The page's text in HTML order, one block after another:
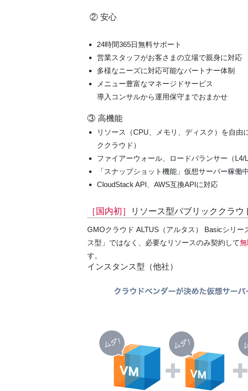
② 安心
24時間365日無料サポート
営業スタッフがお客さまの立場で親身に対応
多様なニーズに対応可能なパートナー体制
メニュー豊富なマネージドサービス
導入コンサルから運用保守までおまかせ
③ 高機能
リソース（CPU、メモリ、ディスク）を自
ククラウド）
ファイアーウォール、ロードバランサー（L4/
「スナップショット機能」仮想サーバー稼
CloudStack API、AWS互換APIに対応
［国内初］ リソース型パブリッククラウ
GMOクラウド ALTUS（アルタス） Basicシリ
ス型」ではなく、必要なリソースのみ契約して
す。
インスタンス型（他社）